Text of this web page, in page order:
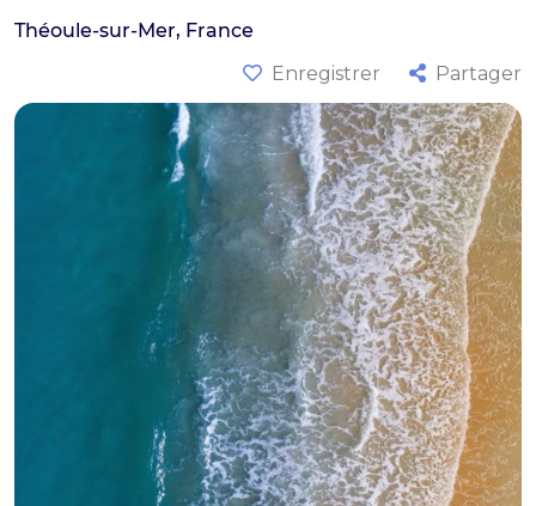
Théoule-sur-Mer, France
Enregistrer
Partager